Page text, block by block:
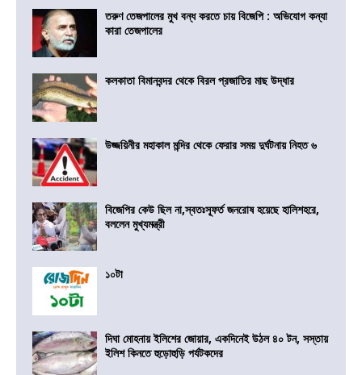
তরুণ তেজপালের মুখ বন্ধ করতে চায় বিজেপি : অভিযোগ কন্যা
কারা তেজপালের
কলকাতা বিমানবন্দর থেকে বিরল প্রজাতির মাছ উদ্ধার
উজ্জয়িনীর মহাকাল মন্দির থেকে ফেরার সময় দুর্ঘটনায় নিহত ৬
বিজেপির কেউ ছিল না,স্বতঃস্ফূর্ত জনরোষ হয়েছে হালিশহরে,
বললেন মুখ্যমন্ত্রী
১০টা
দিঘা মোহনায় ইলিশের জোয়ার, একদিনেই উঠল ৪০ টন, সস্তায়
ইলিশ কিনতে হুড়োহুড়ি পর্যটকদের